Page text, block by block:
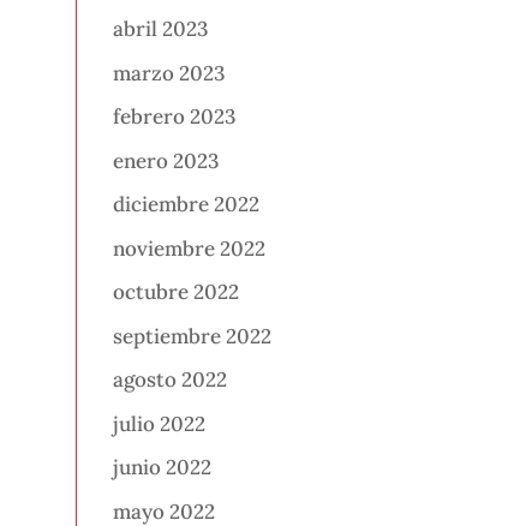
abril 2023
marzo 2023
febrero 2023
enero 2023
diciembre 2022
noviembre 2022
octubre 2022
septiembre 2022
agosto 2022
julio 2022
junio 2022
mayo 2022